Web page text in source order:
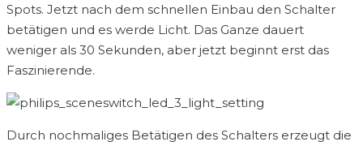
Spots. Jetzt nach dem schnellen Einbau den Schalter
betätigen und es werde Licht. Das Ganze dauert
weniger als 30 Sekunden, aber jetzt beginnt erst das
Faszinierende.
Durch nochmaliges Betätigen des Schalters erzeugt die